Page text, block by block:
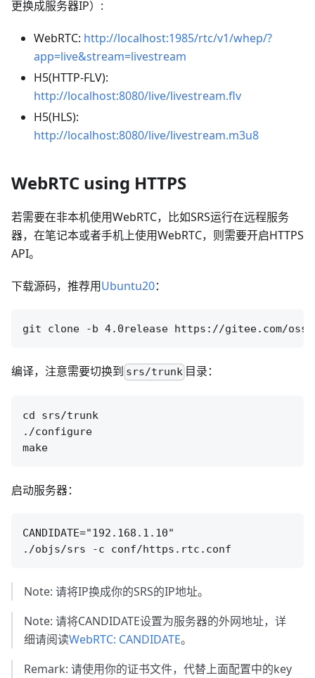
更换成服务器IP）:
WebRTC: http://localhost:1985/rtc/v1/whep/?
app=live&stream=livestream
H5(HTTP-FLV):
http://localhost:8080/live/livestream.flv
H5(HLS):
http://localhost:8080/live/livestream.m3u8
WebRTC using HTTPS
若需要在非本机使用WebRTC，比如SRS运行在远程服务
器，在笔记本或者手机上使用WebRTC，则需要开启HTTPS
API。
下载源码，推荐用Ubuntu20：
编译，注意需要切换到 srs/trunk 目录：
cd srs/trunk
./configure
启动服务器：
CANDIDATE="192.168.1.10"
Note: 请将IP换成你的SRS的IP地址。
Note: 请将CANDIDATE设置为服务器的外网地址，详
细请阅读WebRTC: CANDIDATE。
Remark: 请使用你的证书文件，代替上面配置中的key